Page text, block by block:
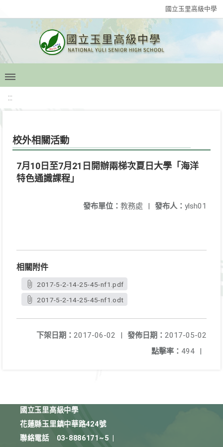
國立玉里高級中學
:::
校外相關活動
7月10日至7月21日開辦兩梯次夏日大學「海洋
特色通識課程」
發布人： ylsh01
發布單位： 教務處 |
相關附件
2017-5-2-14-25-45-nf1.pdf
2017-5-2-14-25-45-nf1.odt
發佈日期： 2017-05-02
下架日期： 2017-06-02
|
點擊率： 494 |
國立玉里高級中學
花蓮縣玉里鎮中華路424號
聯絡電話
03-8886171~5